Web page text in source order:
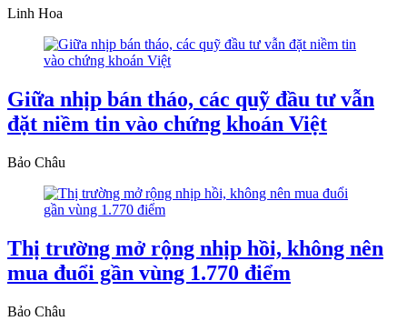
Linh Hoa
Giữa nhịp bán tháo, các quỹ đầu tư vẫn
đặt niềm tin vào chứng khoán Việt
Bảo Châu
Thị trường mở rộng nhịp hồi, không nên
mua đuổi gần vùng 1.770 điểm
Bảo Châu